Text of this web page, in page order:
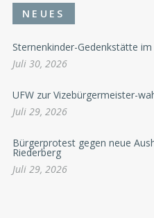
NEUES
Sternenkinder-Gedenkstätte
Juli 30, 2026
UFW zur Vizebürgermeister-
Juli 29, 2026
Bürgerprotest gegen neue
Riederberg
Juli 29, 2026